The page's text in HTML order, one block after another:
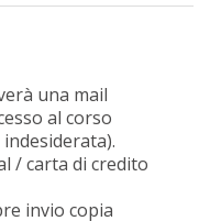
una mail
al corso
/ carta di credito
invio copia